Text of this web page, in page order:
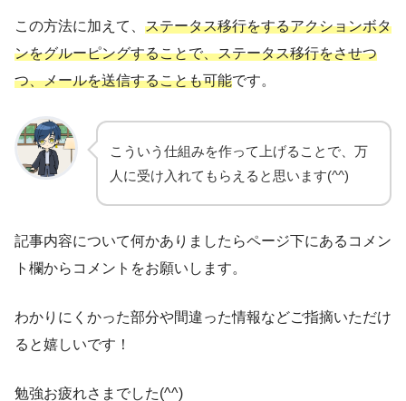
この方法に加えて、 ステータス移行をするアクションボタ
ンをグルーピングすることで、ステータス移行をさせつ
つ、メールを送信することも可能です。
こういう仕組みを作って上げることで、万
人に受け入れてもらえると思います(^^)
記事内容について何かありましたらページ下にあるコメン
ト欄からコメントをお願いします。
わかりにくかった部分や間違った情報などご指摘いただけ
ると嬉しいです！
勉強お疲れさまでした(^^)